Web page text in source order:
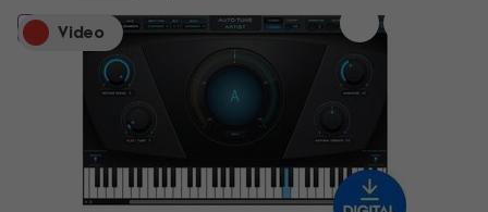
Video
Ukončený predaj